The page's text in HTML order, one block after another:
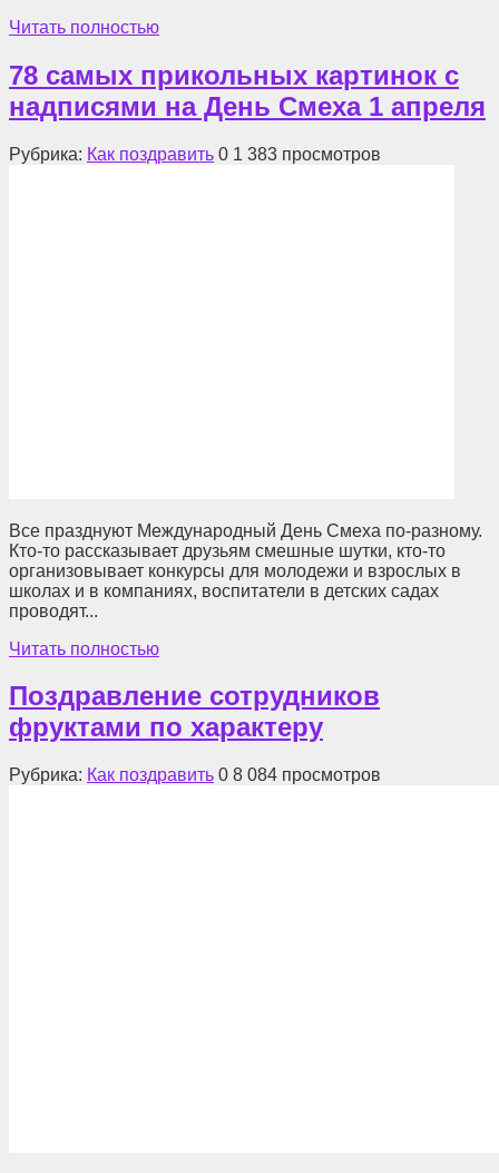
Читать полностью
78 самых прикольных картинок с
надписями на День Смеха 1 апреля
Рубрика: Как поздравить 0 1 383 просмотров
Все празднуют Международный День Смеха по-разному.
Кто-то рассказывает друзьям смешные шутки, кто-то
организовывает конкурсы для молодежи и взрослых в
школах и в компаниях, воспитатели в детских садах
проводят...
Читать полностью
Поздравление сотрудников
фруктами по характеру
Рубрика: Как поздравить 0 8 084 просмотров